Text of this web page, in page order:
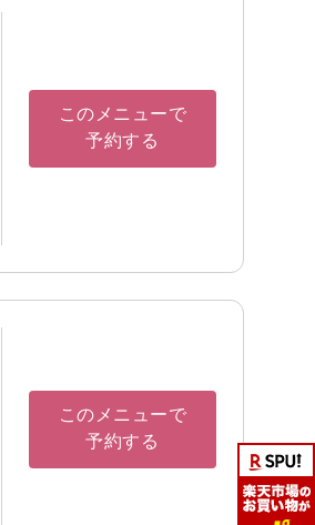
このメニューで
予約する
このメニューで
予約する